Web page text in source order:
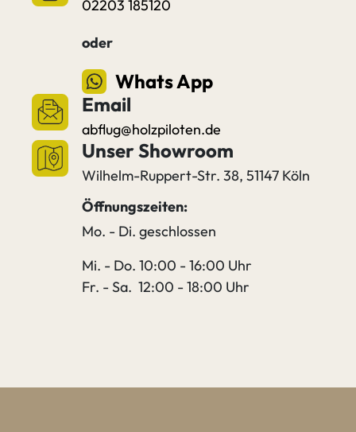
02203 185120
oder
Whats App
Email
abflug@holzpiloten.de
Unser Showroom
Wilhelm-Ruppert-Str. 38, 51147 Köln
Öffnungszeiten:
Mo. - Di. geschlossen
Mi. - Do. 10:00 - 16:00 Uhr
Fr. - Sa. 12:00 - 18:00 Uhr